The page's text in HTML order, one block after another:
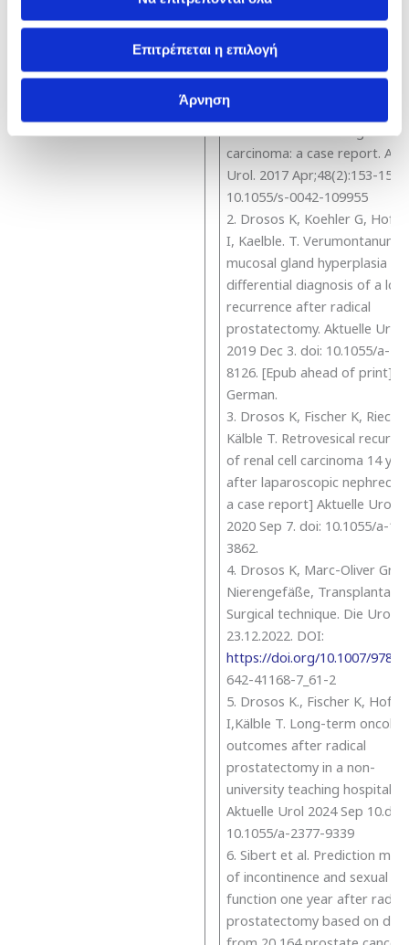
Επιτρέπεται η επιλογή
Άρνηση1. Drosos K, Hoefner K,
carcinoma: a case report.
Urol. 2017 Apr;48(2):153-155.
10.1055/s-0042-109955
2. Drosos K, Koehler G,
I, Kaelble. T. Verumontanum
mucosal gland hyperplasia as
differential diagnosis of a
recurrence after radical
prostatectomy. Aktuelle Urol.
2019 Dec 3. doi: 10.1055/a-
8126. [Epub ahead of print]
German.
3. Drosos K, Fischer K, Rieck
Kälble T. Retrovesical
of renal cell carcinoma 14
after laparoscopic
a case report] Aktuelle Urol .
2020 Sep 7. doi: 10.1055/a-
3862.
4. Drosos K, Marc-Oliver
Nierengefäße,
Surgical technique. Die
23.12.2022. DOI:
https://doi.org/10.1007/978-
642-41168-7_61-2
5. Drosos K., Fischer K,
I,Kälble T. Long-term
outcomes after radical
prostatectomy in a non-
university teaching hospital.
Aktuelle Urol 2024 Sep 10.doi:
10.1055/a-2377-9339
6. Sibert et al. Prediction
of incontinence and sexual
function one year after
prostatectomy based on